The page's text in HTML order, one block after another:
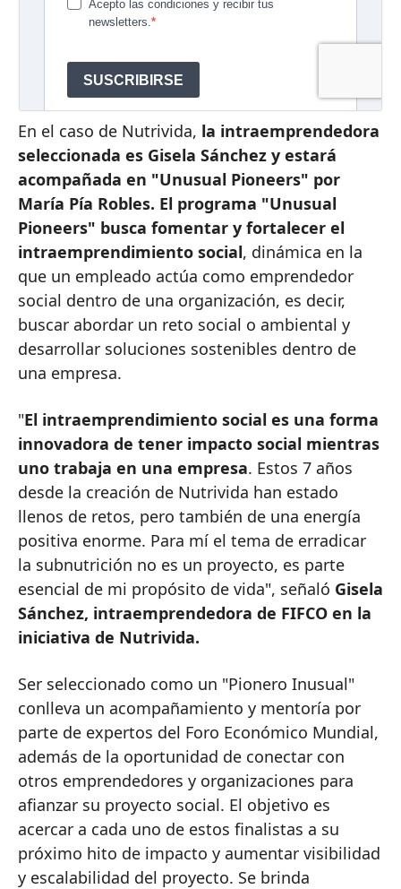
En el caso de Nutrivida, la intraemprendedora
seleccionada es Gisela Sánchez y estará
acompañada en "Unusual Pioneers" por
María Pía Robles. El programa "Unusual
Pioneers" busca fomentar y fortalecer el
intraemprendimiento social, dinámica en la
que un empleado actúa como emprendedor
social dentro de una organización, es decir,
buscar abordar un reto social o ambiental y
desarrollar soluciones sostenibles dentro de
una empresa.
"El intraemprendimiento social es una forma
innovadora de tener impacto social mientras
uno trabaja en una empresa. Estos 7 años
desde la creación de Nutrivida han estado
llenos de retos, pero también de una energía
positiva enorme. Para mí el tema de erradicar
la subnutrición no es un proyecto, es parte
esencial de mi propósito de vida", señaló Gisela
Sánchez, intraemprendedora de FIFCO en la
iniciativa de Nutrivida.
Ser seleccionado como un "Pionero Inusual"
conlleva un acompañamiento y mentoría por
parte de expertos del Foro Económico Mundial,
además de la oportunidad de conectar con
otros emprendedores y organizaciones para
afianzar su proyecto social. El objetivo es
acercar a cada uno de estos finalistas a su
próximo hito de impacto y aumentar visibilidad
y escalabilidad del proyecto. Se brinda